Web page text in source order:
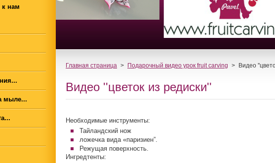
Главная страница > Подарочный видео урок fruit carving > Видео
Видео ''цветок из редиски''
Необходимые инструменты:
Тайландский нож
ложечка вида «паризиен”.
Режущая поверхность.
Ингредтенты:
к нам
мыле...